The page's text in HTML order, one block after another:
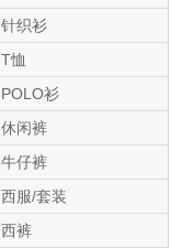
针织衫
T恤
POLO衫
休闲裤
牛仔裤
西服/套装
西裤